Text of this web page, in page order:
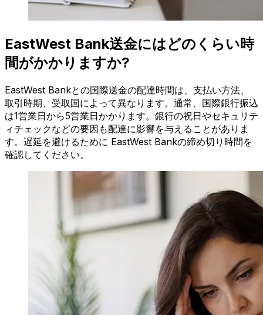
EastWest Bank送金にはどのくらい時
間がかかりますか?
EastWest Bankとの国際送金の配達時間は、支払い方法、
取引時期、受取国によって異なります。通常、国際銀行振込
は1営業日から5営業日かかります。銀行の祝日やセキュリテ
ィチェックなどの要因も配達に影響を与えることがありま
す。遅延を避けるために EastWest Bankの締め切り時間を
確認してください。